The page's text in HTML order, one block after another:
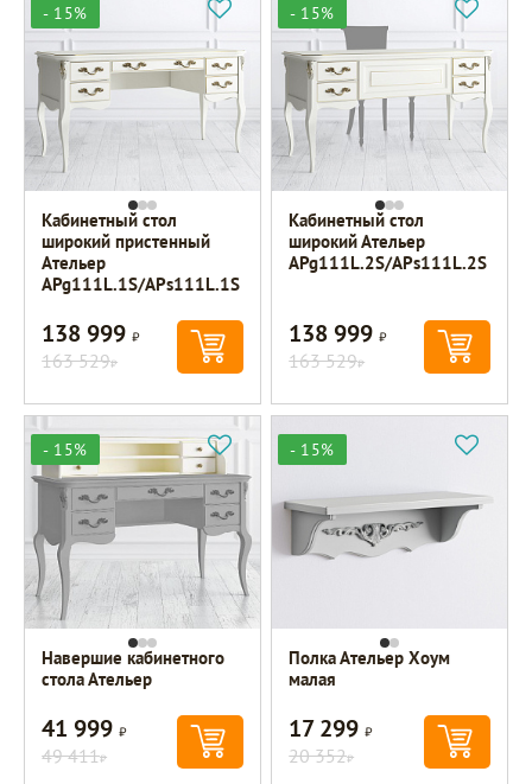
- 15%
Кабинетный стол
широкий пристенный
Ательер
APg111L.1S/APs111L.1S
138 999Р
163 529Р
- 15%
Кабинетный стол
широкий Ательер
APg111L.2S/APs111L.2S
138 999Р
163 529Р
- 15%
Навершие кабинетного
стола Ательер
41 999Р
49 411Р
- 15%
Полка Ательер Хоум
малая
17 299Р
20 352Р